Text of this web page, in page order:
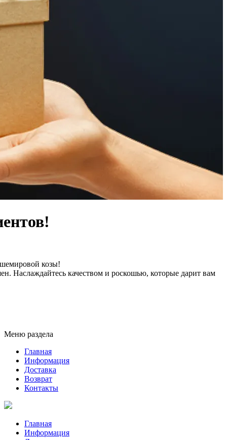
козы!
Наслаждайтесь качеством и роскошью, которые дарит вам
Меню раздела
Главная
Информация
Доставка
Возврат
Контакты
Главная
Информация